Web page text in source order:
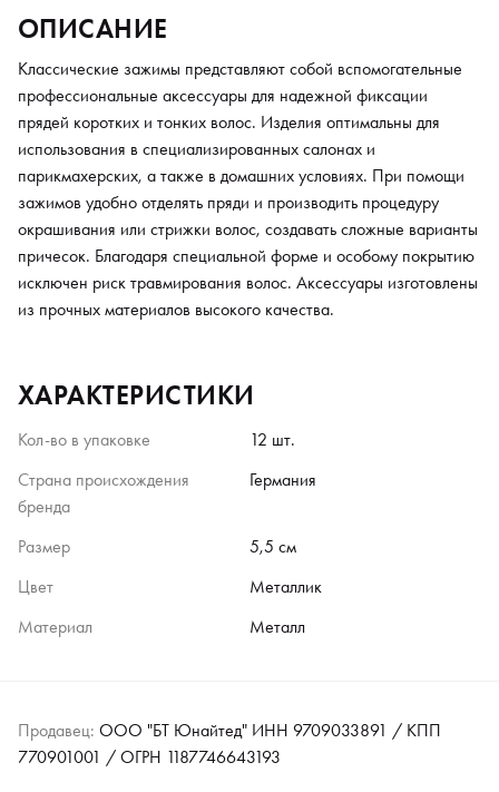
ОПИСАНИЕ
Классические зажимы представляют собой вспомогательные
профессиональные аксессуары для надежной фиксации
прядей коротких и тонких волос. Изделия оптимальны для
использования в специализированных салонах и
парикмахерских, а также в домашних условиях. При помощи
зажимов удобно отделять пряди и производить процедуру
окрашивания или стрижки волос, создавать сложные варианты
причесок. Благодаря специальной форме и особому покрытию
исключен риск травмирования волос. Аксессуары изготовлены
из прочных материалов высокого качества.
ХАРАКТЕРИСТИКИ
Кол-во в упаковке
12 шт.
Страна происхождения
бренда
Германия
Размер
5,5 см
Цвет
Металлик
Материал
Металл
Продавец: ООО "БТ Юнайтед" ИНН 9709033891 / КПП
770901001 / ОГРН 1187746643193